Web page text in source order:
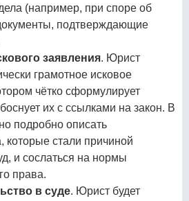
(например, при споре об
подтверждающие
заявления. Юрист
грамотное исковое
чётко сформулирует
их с ссылками на закон. В
подробно описать
которые стали причиной
и сослаться на нормы
права.
в суде. Юрист будет